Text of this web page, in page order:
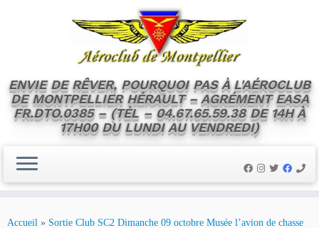
ENVIE DE RÊVER, POURQUOI PAS À L'AÉROCLUB
DE MONTPELLIER HÉRAULT – AGRÉMENT EASA
FR.DTO.0385 – (TÉL – 04.67.65.59.38 DE 14H À
17H00 DU LUNDI AU VENDREDI)
Accueil » Sortie Club SC2 Dimanche 09 octobre Musée l’avion de chasse